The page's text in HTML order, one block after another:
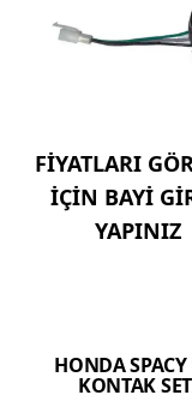
FİYATLARI
İÇİN BAYİ
YAPINIZ
HONDA
KONTAK